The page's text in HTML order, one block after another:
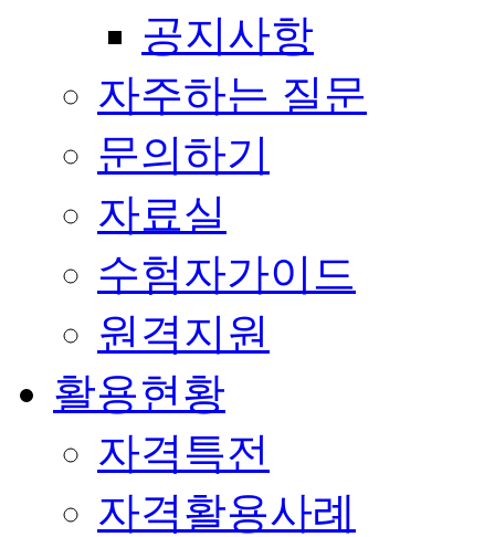
공지사항
자주하는 질문
문의하기
자료실
수험자가이드
원격지원
활용현황
자격특전
자격활용사례